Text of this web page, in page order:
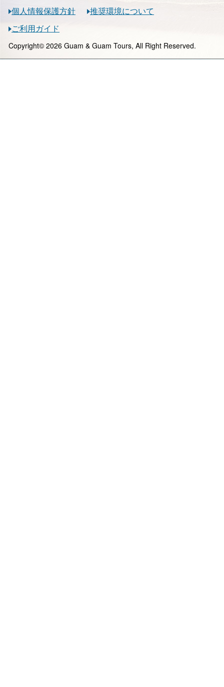
個人情報保護方針
推奨環境について
ご利用ガイド
Copyright© 2026 Guam & Guam Tours, All Right Reserved.